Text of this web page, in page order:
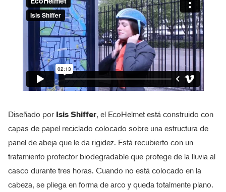
Diseñado por Isis Shiffer, el EcoHelmet está construido con
capas de papel reciclado colocado sobre una estructura de
panel de abeja que le da rigidez. Está recubierto con un
tratamiento protector biodegradable que protege de la lluvia al
casco durante tres horas. Cuando no está colocado en la
cabeza, se pliega en forma de arco y queda totalmente plano.